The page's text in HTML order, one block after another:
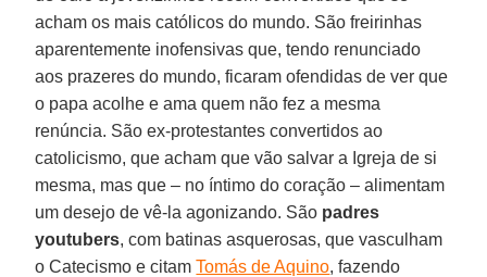
acham os mais católicos do mundo. São freirinhas
aparentemente inofensivas que, tendo renunciado
aos prazeres do mundo, ficaram ofendidas de ver que
o papa acolhe e ama quem não fez a mesma
renúncia. São ex-protestantes convertidos ao
catolicismo, que acham que vão salvar a Igreja de si
mesma, mas que – no íntimo do coração – alimentam
um desejo de vê-la agonizando. São padres
youtubers, com batinas asquerosas, que vasculham
o Catecismo e citamTomás de Aquino, fazendo